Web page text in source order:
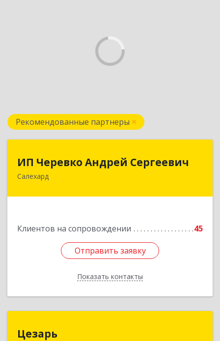
Рекомендованные партнеры
ИП Черевко Андрей Сергеевич
Салехард
Клиентов на сопровождении 45
Отправить заявку
Показать контакты
ИП Черевко Андрей Сергеевич
629003, Ямало-Ненецкий АО, Салехард г,
Отправить заявку
Назад
Цезарь